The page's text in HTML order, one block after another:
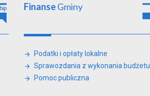
FinanseGminy
Podatki i opłaty lokalne
Sprawozdania z wykonania budżetu
Pomoc publiczna